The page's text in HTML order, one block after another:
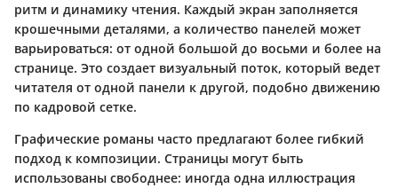
ритм и динамику чтения. Каждый экран заполняется
крошечными деталями, а количество панелей может
варьироваться: от одной большой до восьми и более на
странице. Это создает визуальный поток, который ведет
читателя от одной панели к другой, подобно движению
по кадровой сетке.
Графические романы часто предлагают более гибкий
подход к композиции. Страницы могут быть
использованы свободнее: иногда одна иллюстрация